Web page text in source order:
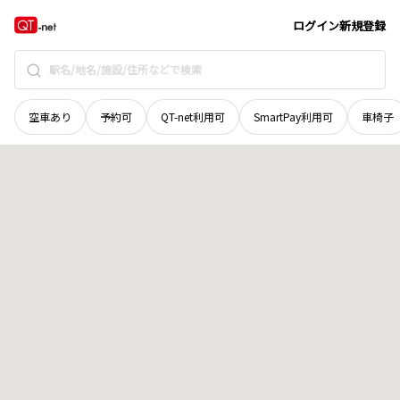
ログイン新規登録
空車あり 予約可 QT-net利用可 SmartPay利用可 車椅子
山梨県